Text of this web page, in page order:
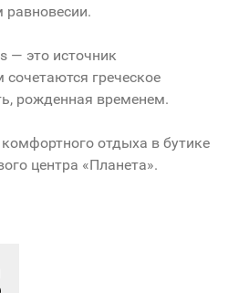
равновесии.
— это источник
греческое
рожденная временем.
комфортного отдыха в бутике
центра «Планета».